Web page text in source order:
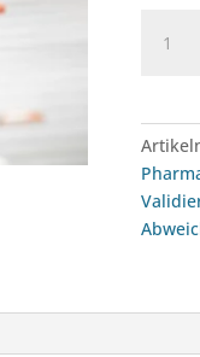
GMP
und
GMP-